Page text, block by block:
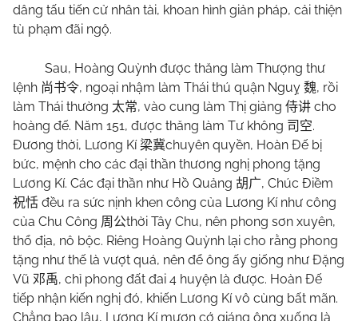
dâng tấu tiến cử nhân tài, khoan hình giản pháp, cải thiện
tù phạm đãi ngộ.
Sau, Hoàng Quỳnh được thăng làm Thượng thư
lệnh 尚书令, ngoại nhậm làm Thái thú quận Nguỵ 魏, rồi
làm Thái thường 太常, vào cung làm Thị giảng 侍讲 cho
hoàng đế. Năm 151, được thăng làm Tư không 司空.
Đương thời, Lương Kí 梁冀chuyên quyền, Hoàn Đế bị
bức, mệnh cho các đại thần thương nghị phong tặng
Lương Kí. Các đại thần như Hồ Quảng 胡广, Chúc Điềm
祝恬 đều ra sức nịnh khen công của Lương Kí như công
của Chu Công 周公thời Tây Chu, nên phong sơn xuyên,
thổ địa, nô bộc. Riêng Hoàng Quỳnh lại cho rằng phong
tặng như thế là vượt quá, nên để ông ấy giống như Đặng
Vũ 邓禹, chỉ phong đất đai 4 huyện là được. Hoàn Đế
tiếp nhận kiến nghị đó, khiến Lương Kí vô cùng bất mãn.
Chẳng bao lâu, Lương Kí mượn cớ giáng ông xuống là